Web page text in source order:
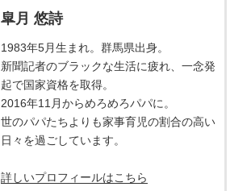
皐月 悠詩
1983年5月生まれ。群馬県出身。
新聞記者のブラックな生活に疲れ、一念発
起で国家資格を取得。
2016年11月からめろめろパパに。
世のパパたちよりも家事育児の割合の高い
日々を過ごしています。
詳しいプロフィールはこちら